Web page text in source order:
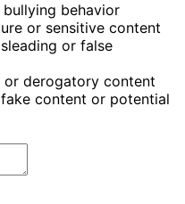
behavior
or sensitive content
or false
or derogatory content
content or potential